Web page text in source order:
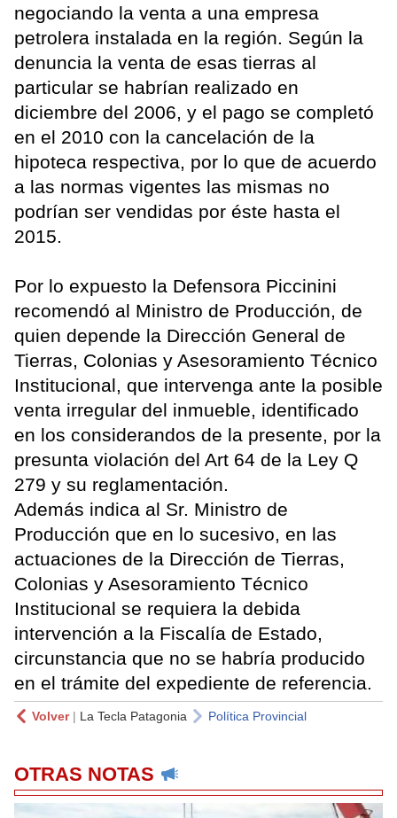
negociando la venta a una empresa
petrolera instalada en la región. Según la
denuncia la venta de esas tierras al
particular se habrían realizado en
diciembre del 2006, y el pago se completó
en el 2010 con la cancelación de la
hipoteca respectiva, por lo que de acuerdo
a las normas vigentes las mismas no
podrían ser vendidas por éste hasta el
2015.
Por lo expuesto la Defensora Piccinini
recomendó al Ministro de Producción, de
quien depende la Dirección General de
Tierras, Colonias y Asesoramiento Técnico
Institucional, que intervenga ante la posible
venta irregular del inmueble, identificado
en los considerandos de la presente, por la
presunta violación del Art 64 de la Ley Q
279 y su reglamentación.
Además indica al Sr. Ministro de
Producción que en lo sucesivo, en las
actuaciones de la Dirección de Tierras,
Colonias y Asesoramiento Técnico
Institucional se requiera la debida
intervención a la Fiscalía de Estado,
circunstancia que no se habría producido
en el trámite del expediente de referencia.
Volver| La Tecla Patagonia Política Provincial
OTRAS NOTAS